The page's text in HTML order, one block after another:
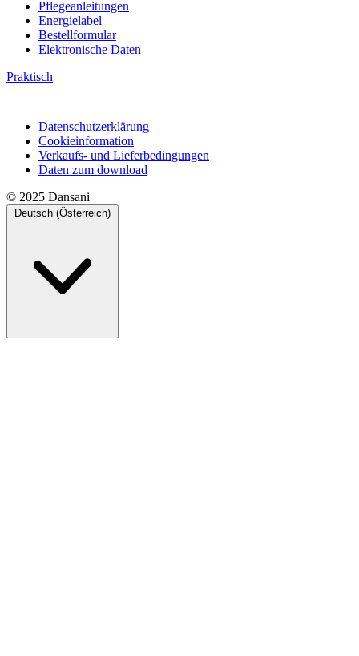
Pflegeanleitungen
Energielabel
Bestellformular
Elektronische Daten
Praktisch
Datenschutzerklärung
Cookieinformation
Verkaufs- und Lieferbedingungen
Daten zum download
© 2025 Dansani
Deutsch (Österreich)